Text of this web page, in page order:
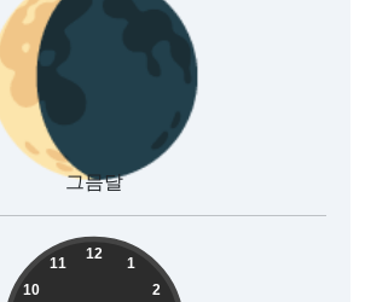
그믐달
12
1
2
10
11